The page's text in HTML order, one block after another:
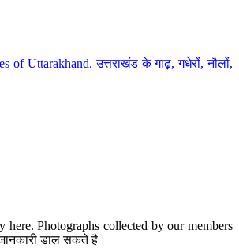
of Uttarakhand. उत्तराखंड के गाढ़, गधेरों, नौलों,
Photographs collected by our members
डाल सकते है।